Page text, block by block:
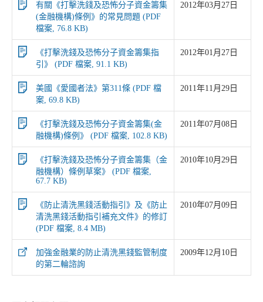
有關《打擊洗錢及恐怖分子資金籌集
(金融機構)條例》的常見問題 (PDF
檔案, 76.8 KB)
2012年03月27日
《打擊洗錢及恐怖分子資金籌集指
引》 (PDF 檔案, 91.1 KB)
2012年01月27日
美國《愛國者法》第311條 (PDF 檔
案, 69.8 KB)
2011年11月29日
《打擊洗錢及恐怖分子資金籌集(金
融機構)條例》 (PDF 檔案, 102.8 KB)
2011年07月08日
《打擊洗錢及恐怖分子資金籌集（金
融機構）條例草案》 (PDF 檔案,
67.7 KB)
2010年10月29日
《防止清洗黑錢活動指引》及《防止
清洗黑錢活動指引補充文件》的修訂
(PDF 檔案, 8.4 MB)
2010年07月09日
加強金融業的防止清洗黑錢監管制度
的第二輪諮詢
2009年12月10日